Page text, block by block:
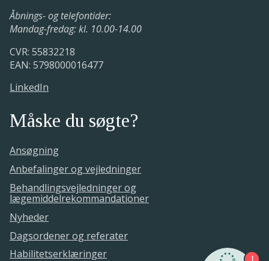
Åbnings- og telefontider:
Mandag-fredag: kl. 10.00-14.00
CVR: 55832218
EAN: 5798000016477
LinkedIn
Måske du søgte?
Ansøgning
Anbefalinger og vejledninger
Behandlingsvejledninger og
lægemiddelrekommandationer
Nyheder
Dagsordener og referater
Habilitetserklæringer
1